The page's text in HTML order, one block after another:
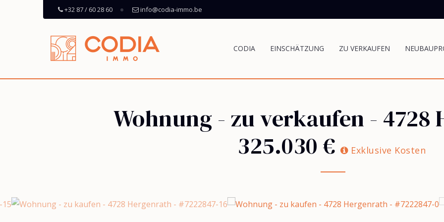
+32 87 / 60 28 60 info@codia-immo.be
CODIA EINSCHÄTZUNG ZU VERKAUFEN
Wohnung - zu verkaufen - 4728
325.030 €
Exklusive Kosten